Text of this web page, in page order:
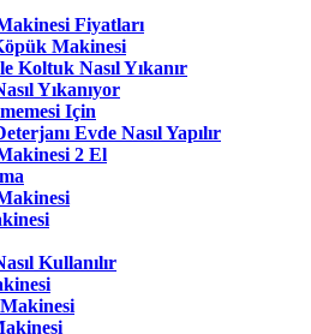
Fiyatları
Makinesi
Koltuk Nasıl Yıkanır
Yıkanıyor
Için
Evde Nasıl Yapılır
2 El
Kullanılır